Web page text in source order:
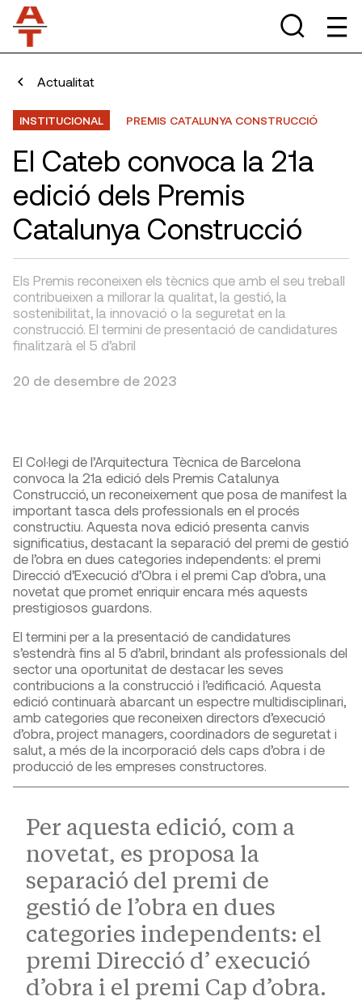
Actualitat
INSTITUCIONAL PREMIS CATALUNYA CONSTRUCCIÓ
El Cateb convoca la 21a
edició dels Premis
Catalunya Construcció
Els Premis reconeixen els tècnics que amb el seu treball
contribueixen a millorar la qualitat, la gestió, la
sostenibilitat, la innovació o la seguretat en la
construcció. El termini de presentació de candidatures
finalitzarà el 5 d’abril
20 de desembre de 2023
El Col·legi de l’Arquitectura Tècnica de Barcelona
convoca la 21a edició dels Premis Catalunya
Construcció, un reconeixement que posa de manifest la
important tasca dels professionals en el procés
constructiu. Aquesta nova edició presenta canvis
significatius, destacant la separació del premi de gestió
de l’obra en dues categories independents: el premi
Direcció d’Execució d’Obra i el premi Cap d’obra, una
novetat que promet enriquir encara més aquests
prestigiosos guardons.
El termini per a la presentació de candidatures
s’estendrà fins al 5 d’abril, brindant als professionals del
sector una oportunitat de destacar les seves
contribucions a la construcció i l’edificació. Aquesta
edició continuarà abarcant un espectre multidisciplinari,
amb categories que reconeixen directors d’execució
d’obra, project managers, coordinadors de seguretat i
salut, a més de la incorporació dels caps d’obra i de
producció de les empreses constructores.
Per aquesta edició, com a
novetat, es proposa la
separació del premi de
gestió de l’obra en dues
categories independents: el
premi Direcció d’ execució
d’obra i el premi Cap d’obra.